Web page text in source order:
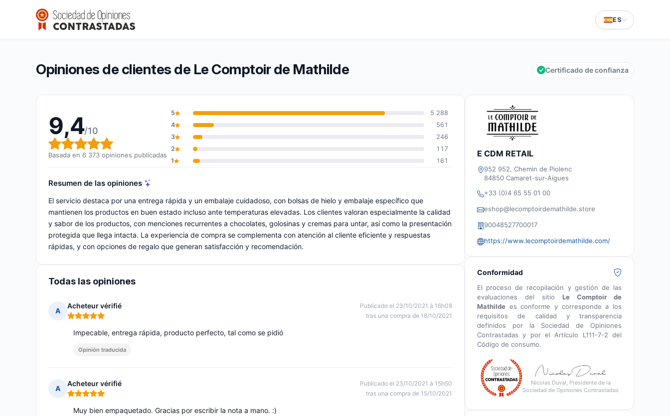
ES
Le Comptoir de Mathilde
Calificación global: 9,4 de 10
9,4/10(6 373 opiniones)
Opiniones de clientes de Le Comptoir de Mathilde Certificado de confianza
9,4/10
Calificación global: 9,4 de 10
Basada en 6 373 opiniones publicadas
5
5 288
4
561
3
246
2
117
1
161
Resumen de las opiniones
El servicio destaca por una entrega rápida y un embalaje cuidadoso, con bolsas de hielo y embalaje específico que
mantienen los productos en buen estado incluso ante temperaturas elevadas. Los clientes valoran especialmente la calidad
y sabor de los productos, con menciones recurrentes a chocolates, golosinas y cremas para untar, así como la presentación
protegida que llega intacta. La experiencia de compra se complementa con atención al cliente eficiente y respuestas
rápidas, y con opciones de regalo que generan satisfacción y recomendación.
Todas las opiniones
A
Acheteur vérifié
Nota: 5 de 5
Publicado el 23/10/2021 à 16h08
tras una compra de 18/10/2021
Impecable, entrega rápida, producto perfecto, tal como se pidió
Opinión traducida
A
Acheteur vérifié
Nota: 5 de 5
Publicado el 23/10/2021 à 15h50
tras una compra de 15/10/2021
Muy bien empaquetado. Gracias por escribir la nota a mano. :)
E CDM RETAIL
952 952, Chemin de Piolenc
84850 Camaret-sur-Aigues
+33 (0)4 65 55 01 00
eshop@lecomptoirdemathilde.store
90048527700017
https://www.lecomptoirdemathilde.com/
Conformidad
El proceso de recopilación y gestión de las
evaluaciones del sitio Le Comptoir de
Mathilde es conforme y corresponde a los
requisitos de calidad y transparencia
definidos por la Sociedad de Opiniones
Contrastadas y por el Artículo L111-7-2 del
Código de consumo.
Nicolas Duval, Presidente de la
Sociedad de Opiniones Contrastadas